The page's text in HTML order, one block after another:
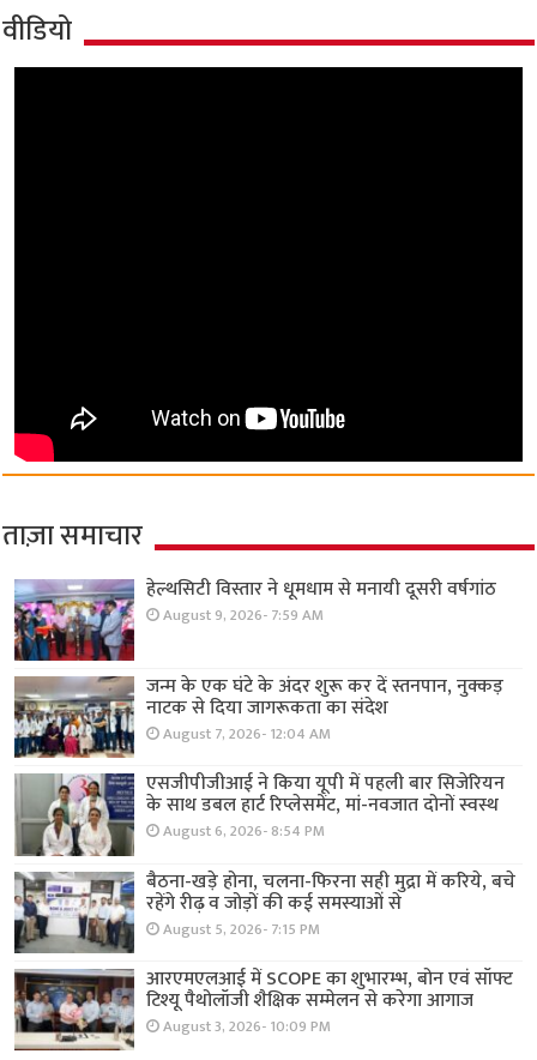
वीडियो
ताज़ा समाचार
हेल्थसिटी विस्तार ने धूमधाम से मनायी दूसरी वर्षगांठ
August 9, 2026- 7:59 AM
जन्म के एक घंटे के अंदर शुरू कर दें स्तनपान, नुक्कड़
नाटक से दिया जागरूकता का संदेश
August 7, 2026- 12:04 AM
एसजीपीजीआई ने किया यूपी में पहली बार सिजेरियन
के साथ डबल हार्ट रिप्लेसमेंट, मां-नवजात दोनों स्वस्थ
August 6, 2026- 8:54 PM
बैठना-खड़े होना, चलना-फिरना सही मुद्रा में करिये, बचे
रहेंगे रीढ़ व जोड़ों की कई समस्याओं से
August 5, 2026- 7:15 PM
आरएमएलआई में SCOPE का शुभारम्भ, बोन एवं सॉफ्ट
टिश्यू पैथोलॉजी शैक्षिक सम्मेलन से करेगा आगाज
August 3, 2026- 10:09 PM